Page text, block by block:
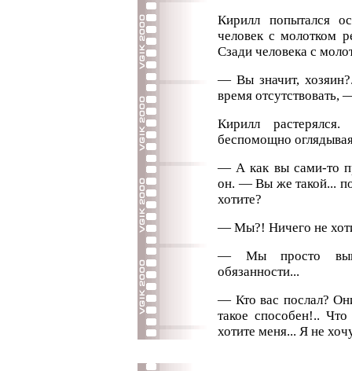
Кирилл попытался
человек с молотком
Сзади человека с
— Вы значит,
время
Кирилл
беспомощно
— А как вы сами-то
он. — Вы же такой...
хотите?
— Мы?! Ничего не
— Мы просто
обязанности...
— Кто вас послал?
такое способен!..
хотите меня... Я не